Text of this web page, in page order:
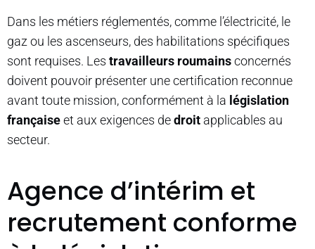
Dans les métiers réglementés, comme l’électricité, le
gaz ou les ascenseurs, des habilitations spécifiques
sont requises. Les travailleurs roumainsconcernés
doivent pouvoir présenter une certification reconnue
avant toute mission, conformément à la législation
françaiseet aux exigences dedroit applicables au
secteur.
Agence d’intérim et
recrutement conforme